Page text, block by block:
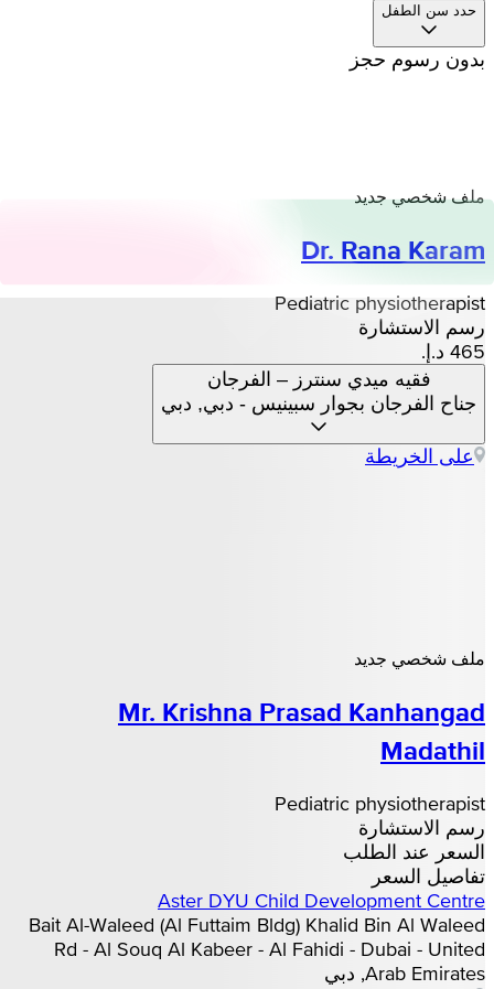
حدد سن الطفل
بدون رسوم حجز
ملف شخصي جديد
Dr. Rana Karam
Pediatric physiotherapist
رسم الاستشارة
فقيه ميدي سنترز – الفرجان
جناح الفرجان بجوار سبينيس - دبي, دبي
على الخريطة
ملف شخصي جديد
Mr. Krishna Prasad Kanhangad
Madathil
Pediatric physiotherapist
رسم الاستشارة
السعر عند الطلب
تفاصيل السعر
Aster DYU Child Development Centre
Bait Al-Waleed (Al Futtaim Bldg) Khalid Bin Al Waleed
Rd - Al Souq Al Kabeer - Al Fahidi - Dubai - United
Arab Emirates, دبي